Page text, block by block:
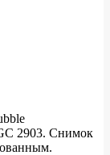
2903. Снимок